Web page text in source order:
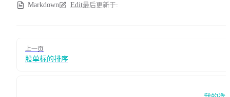
Markdown Edit最后更新于:
上一页
股单标的排序